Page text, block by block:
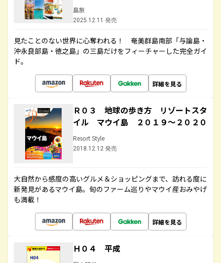
島旅
2025.12.11 発売
見たことのない世界に心奪われる！ 奄美群島南部「与論島・
沖永良部島・徳之島」の三島だけをフィーチャーした完全ガイ
ド。
詳細を見る
Ｒ０３ 地球の歩き方 リゾートスタ
イル マウイ島 ２０１９～２０２０
Resort Style
2018.12.12 発売
大自然から感度の高いグルメ＆ショッピングまで、訪れる度に
新発見があるマウイ島。旬のファーム巡りやマウイ産おみやげ
も満載！
詳細を見る
Ｈ０４ 平成